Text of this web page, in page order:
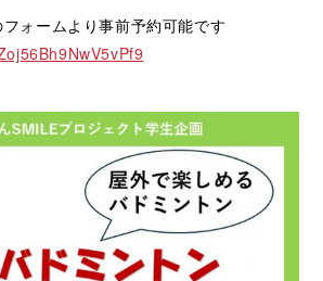
フォームより事前予約可能です